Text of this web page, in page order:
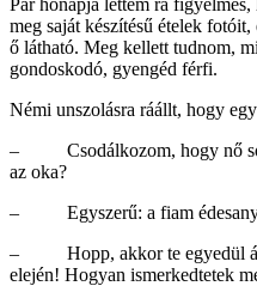
meg saját készítésű ételek
ő látható. Meg kellett tudnom,
gondoskodó, gyengéd férfi.
Némi unszolásra ráállt, hogy
– Csodálkozom, hogy nő
az oka?
– Egyszerű: a fiam
– Hopp, akkor te egyedül
elején! Hogyan ismerkedtetek